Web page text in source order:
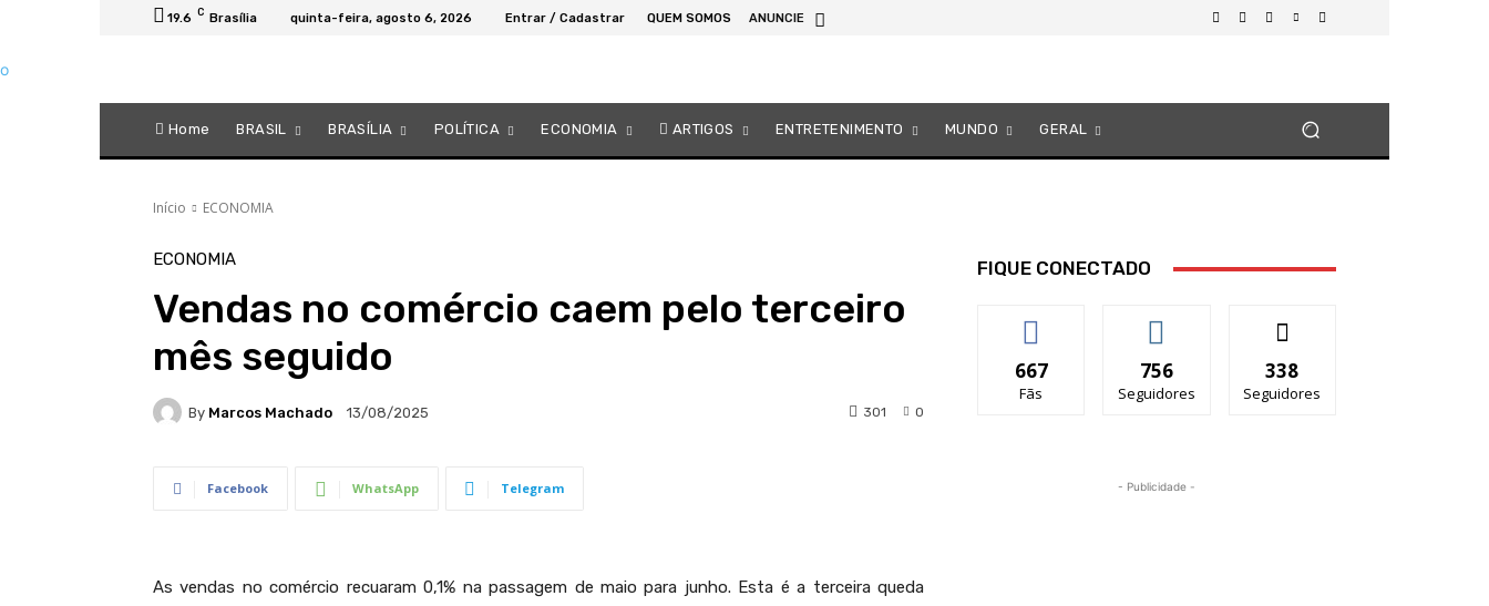
19.6 C Brasília quinta-feira, agosto 6, 2026 Entrar / Cadastrar QUEM SOMOS ANUNCIE
Home BRASIL BRASÍLIA POLÍTICA ECONOMIA ARTIGOS ENTRETENIMENTO MUNDO GERAL
Início ECONOMIA
ECONOMIA
Vendas no comércio caem pelo terceiro
mês seguido
By Marcos Machado 13/08/2025 0
301
Facebook WhatsApp Telegram
As vendas no comércio recuaram 0,1% na passagem de maio para junho. Esta é a terceira queda
FIQUE CONECTADO
667
Fãs
756
Seguidores
338
Seguidores
- Publicidade -